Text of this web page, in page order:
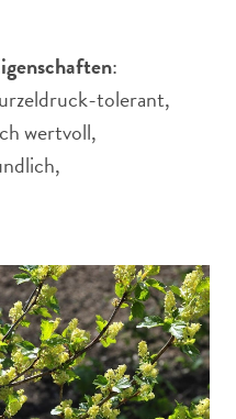
:
tolerant,
wertvoll,